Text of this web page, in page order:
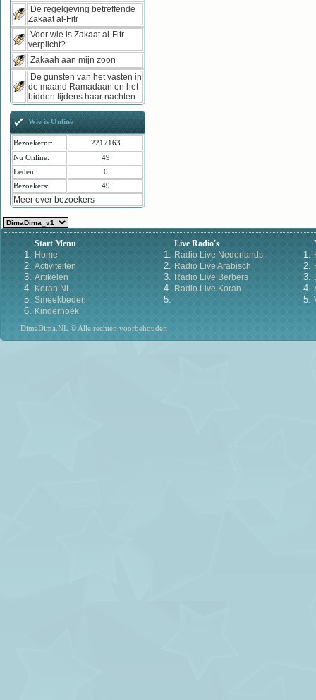
De regelgeving betreffende
Zakaat al-Fitr
Voor wie is Zakaat al-Fitr
verplicht?
Zakaah aan mijn zoon
De gunsten van het vasten in
de maand Ramadaan en het
bidden tijdens haar nachten
Wie is Online
Bezoekernr:
2217163
Nu Online:
49
Leden:
0
Bezoekers:
49
Meer over bezoekers
Start Menu
Home
Activiteiten
Artikelen
Koran NL
Smeekbeden
Kinderhoek
Live Radio's
Radio Live Nederlands
Radio Live Arabisch
Radio Live Berbers
Radio Live Koran
DimaDima.NL © Alle rechten voorbehouden